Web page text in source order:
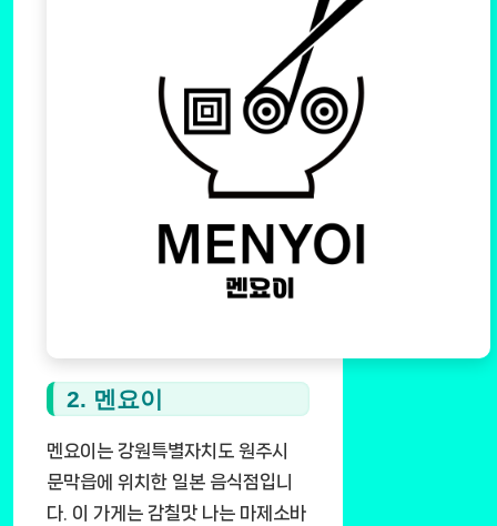
2. 멘요이
멘요이는 강원특별자치도 원주시
문막읍에 위치한 일본 음식점입니
다. 이 가게는 감칠맛 나는 마제소바